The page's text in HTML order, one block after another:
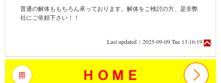
普通の解体ももちろん承っております。解体をご検討の方、是非弊
社にご依頼下さい！！
Last updated：2025-09-09 Tue 13:16:19